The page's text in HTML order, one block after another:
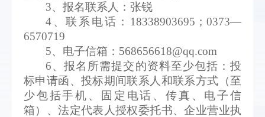
3、报名联系人：张锐
4 、联系电话：18338903695；0373—
6570719
5、电子信箱：568656618@qq.com
6、报名所需提交的资料至少包括：投
标申请函、投标期间联系人和联系方式（至
少包括手机、固定电话、传真、电子信
箱）、法定代表人授权委托书、企业营业执